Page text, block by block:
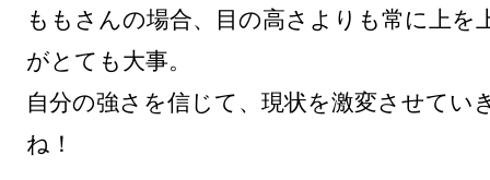
ももさんの場合、目の高さよりも常に上を
がとても大事。
自分の強さを信じて、現状を激変させてい
ね！